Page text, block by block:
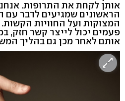
אותן לקחת את התרופות.
הראשונים שמגיעים לדבר עם
המצוקות ועל החוויות
פעמים יכול לייצר קשר חזק,
אותם לאחר מכן גם בהליך